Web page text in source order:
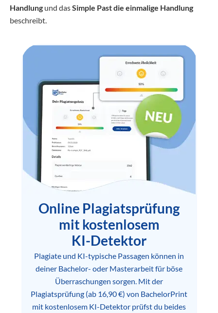
Handlung und dasSimple Past die einmalige Handlung
beschreibt.
Online Plagiatsprüfung
mit kostenlosem
KI-Detektor
Plagiate und KI-typische Passagen können in
deiner Bachelor- oder Masterarbeit für böse
Überraschungen sorgen. Mit der
Plagiatsprüfung (ab 16,90 €) von BachelorPrint
mit kostenlosem KI-Detektor prüfst du beides